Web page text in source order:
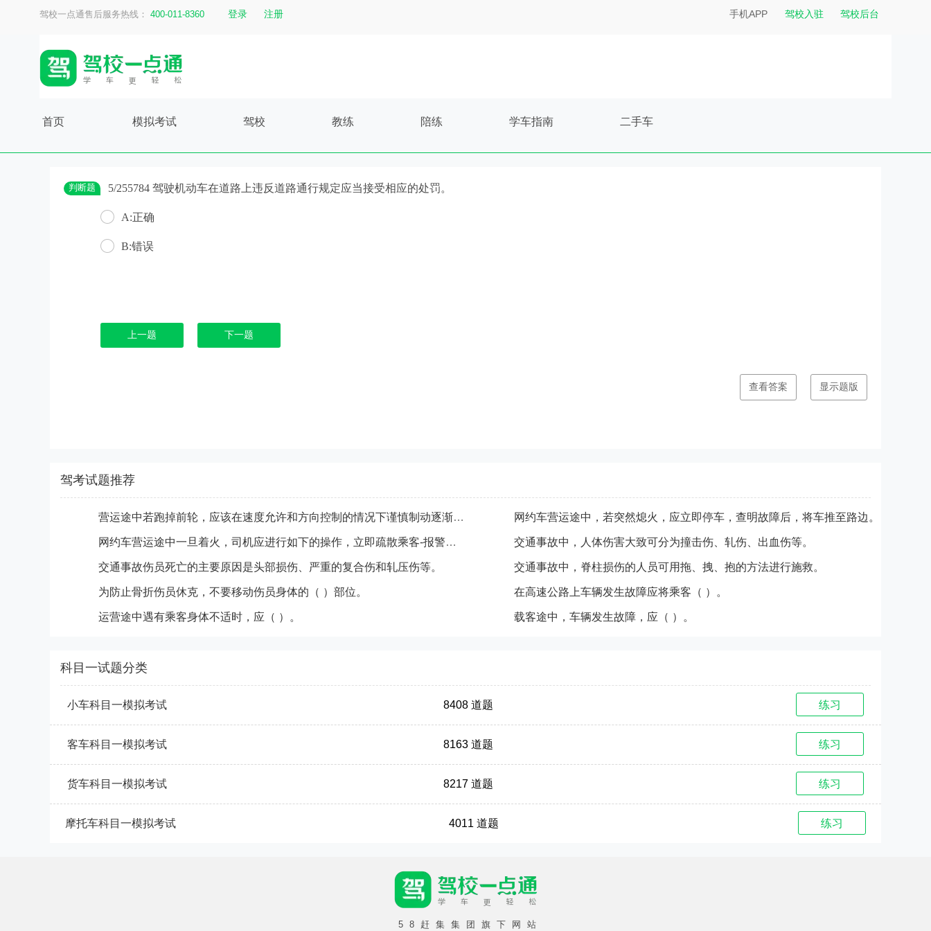
驾校一点通售后服务热线： 400-011-8360 登录 注册 手机APP 驾校入驻 驾校后台
首页 模拟考试 驾校 教练 陪练 学车指南 二手车
判断题 5/255784 驾驶机动车在道路上违反道路通行规定应当接受相应的处罚。
A:正确
B:错误
上一题 下一题
查看答案 显示题版
驾考试题推荐
营运途中若跑掉前轮，应该在速度允许和方向控制的情况下谨慎制动逐渐减速，尽快靠边停车。 网约车营运途中，若突然熄火，应立即停车，查明故障后，将车推至路边。
网约车营运途中一旦着火，司机应进行如下的操作，立即疏散乘客-报警并确定着火地点部位-用灭火器对起火部位进行扑灭。 交通事故中，人体伤害大致可分为撞击伤、轧伤、出血伤等。
交通事故伤员死亡的主要原因是头部损伤、严重的复合伤和轧压伤等。 交通事故中，脊柱损伤的人员可用拖、拽、抱的方法进行施救。
为防止骨折伤员休克，不要移动伤员身体的（ ）部位。 在高速公路上车辆发生故障应将乘客（ ）。
运营途中遇有乘客身体不适时，应（ ）。 载客途中，车辆发生故障，应（ ）。
科目一试题分类
小车科目一模拟考试 8408 道题 练习
客车科目一模拟考试 8163 道题 练习
货车科目一模拟考试 8217 道题 练习
摩托车科目一模拟考试 4011 道题 练习
58赶集集团旗下网站